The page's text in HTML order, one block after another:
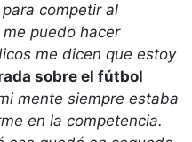
competir al
puedo hacer
me dicen que estoy
sobre el fútbol
mente siempre estaba
en la competencia.